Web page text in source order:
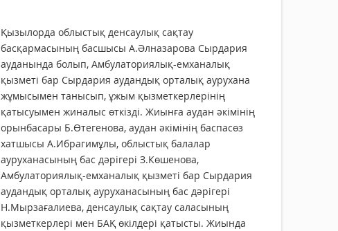
Қызылорда облыстық денсаулық сақтау
басқармасының басшысы А.Әлназарова Сырдария
ауданында болып, Амбулаториялық-емханалық
қызметі бар Сырдария аудандық орталық аурухана
жұмысымен танысып, ұжым қызметкерлерінің
қатысуымен жиналыс өткізді. Жиынға аудан әкімінің
орынбасары Б.Өтегенова, аудан әкімінің баспасөз
хатшысы А.Ибрагимұлы, облыстық балалар
ауруханасының бас дәрігері З.Көшенова,
Амбулаториялық-емханалық қызметі бар Сырдария
аудандық орталық ауруханасының бас дәрігері
Н.Мырзағалиева, денсаулық сақтау саласының
қызметкерлері мен БАҚ өкілдері қатысты. Жиында